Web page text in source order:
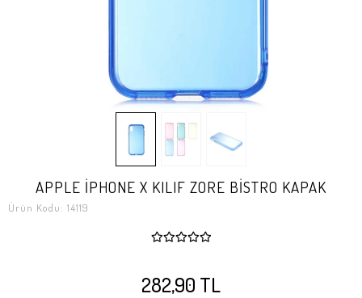
APPLE İPHONE X KILIF ZORE BİSTRO KAPAK
Ürün Kodu: 14119
282,90 TL